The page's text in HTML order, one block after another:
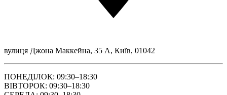
вулиця Джона Маккейна, 35 А, Київ, 01042
ПОНЕДІЛОК: 09:30–18:30
ВІВТОРОК: 09:30–18:30